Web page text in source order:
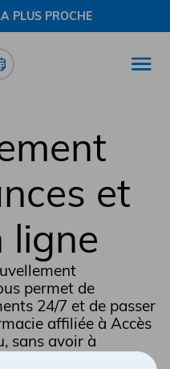
PLUS PROCHE
d’ordonnance
un rendez-vous
et
ligne
permet de
24/7 et de passer
affiliée à Accès
sans avoir à
vous les faire